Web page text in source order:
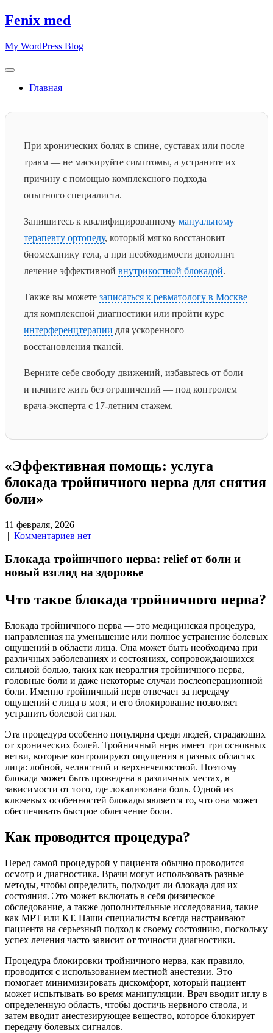
Skip
to
Fenix med
My WordPress Blog
Главная
При хронических болях в спине, суставах или после
травм — не маскируйте симптомы, а устраните их
причину с помощью комплексного подхода
опытного специалиста.
Запишитесь к квалифицированному мануальному
терапевту ортопеду, который мягко восстановит
биомеханику тела, а при необходимости дополнит
лечение эффективной внутрикостной блокадой.
Также вы можете записаться к ревматологу в Москве
для комплексной диагностики или пройти курс
интерференцтерапии для ускоренного
восстановления тканей.
Верните себе свободу движений, избавьтесь от боли
и начните жить без ограничений — под контролем
врача-эксперта с 17-летним стажем.
«Эффективная помощь: услуга
блокада тройничного нерва для снятия
боли»
11 февраля, 2026
| Комментариев нет
Блокада тройничного нерва: relief от боли и
новый взгляд на здоровье
Что такое блокада тройничного нерва?
Блокада тройничного нерва — это медицинская процедура,
направленная на уменьшение или полное устранение болевых
ощущений в области лица. Она может быть необходима при
различных заболеваниях и состояниях, сопровождающихся
сильной болью, таких как невралгия тройничного нерва,
головные боли и даже некоторые случаи послеоперационной
боли. Именно тройничный нерв отвечает за передачу
ощущений с лица в мозг, и его блокирование позволяет
устранить болевой сигнал.
Эта процедура особенно популярна среди людей, страдающих
от хронических болей. Тройничный нерв имеет три основных
ветви, которые контролируют ощущения в разных областях
лица: лобной, челюстной и верхнечелюстной. Поэтому
блокада может быть проведена в различных местах, в
зависимости от того, где локализована боль. Одной из
ключевых особенностей блокады является то, что она может
обеспечивать быстрое облегчение боли.
Как проводится процедура?
Перед самой процедурой у пациента обычно проводится
осмотр и диагностика. Врачи могут использовать разные
методы, чтобы определить, подходит ли блокада для их
состояния. Это может включать в себя физическое
обследование, а также дополнительные исследования, такие
как МРТ или КТ. Наши специалисты всегда настраивают
пациента на серьезный подход к своему состоянию, поскольку
успех лечения часто зависит от точности диагностики.
Процедура блокировки тройничного нерва, как правило,
проводится с использованием местной анестезии. Это
помогает минимизировать дискомфорт, который пациент
может испытывать во время манипуляции. Врач вводит иглу в
определенную область, чтобы достичь нервного ствола, и
затем вводит анестезирующее вещество, которое блокирует
передачу болевых сигналов.